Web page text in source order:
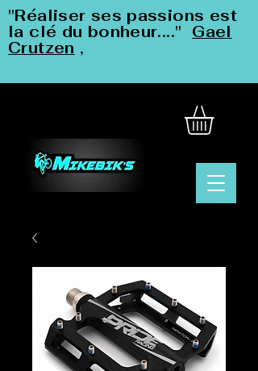
"Réaliser ses passions est
la clé du bonheur...." Gael
Crutzen ,